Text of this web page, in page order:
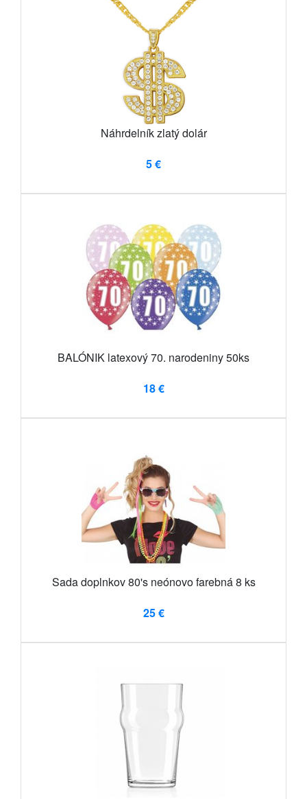
Náhrdelník zlatý dolár
5 €
BALÓNIK latexový 70. narodeniny 50ks
18 €
Sada doplnkov 80's neónovo farebná 8 ks
25 €